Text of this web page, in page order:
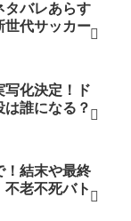
タバレあらす
世代サッカー
写化決定！ド
誰になる？
！結末や最終
老不死バト